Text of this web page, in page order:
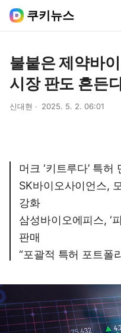
쿠키뉴스
불붙은 제약바
시장 판도 흔든
신대현 2025. 5. 2. 06:01
머크 ‘키트루다’ 특
SK바이오사이언스,
강화
삼성바이오에피스, ‘
판매
“포괄적 특허 포트폴